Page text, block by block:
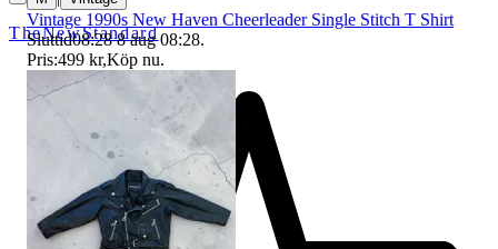
TheNewStandard
Vintage 1990s New Haven Cheerleader Single Stitch T Shirt
Sluttid08:28 8 aug 08:28.
Pris:499 kr,Köp nu.